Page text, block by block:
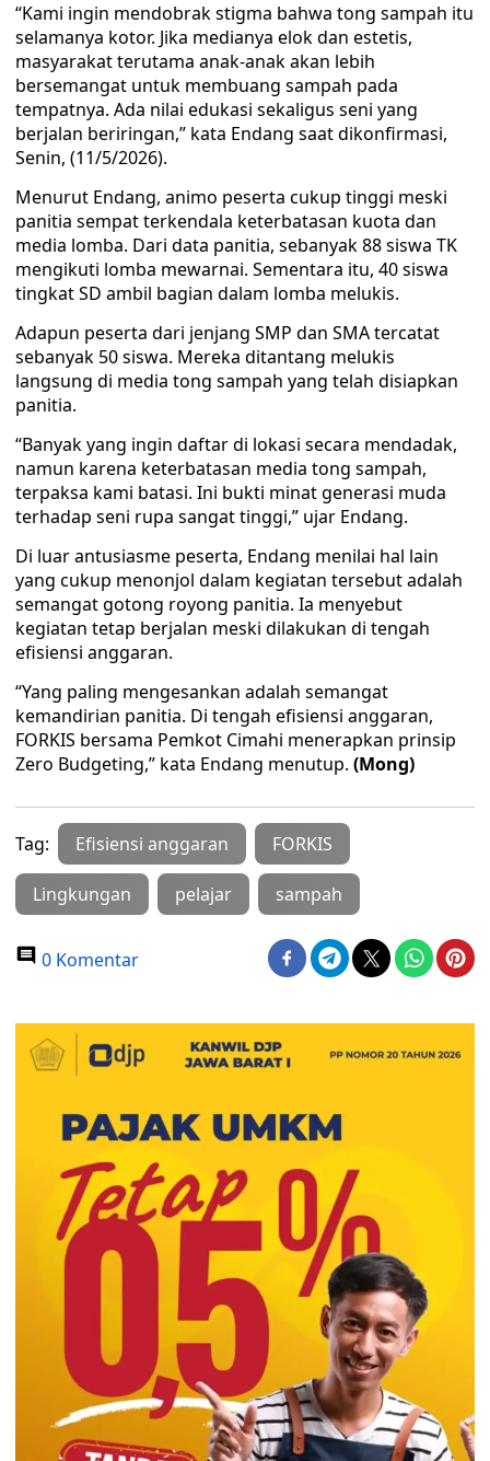
“Kami ingin mendobrak stigma bahwa tong sampah itu
selamanya kotor. Jika medianya elok dan estetis,
masyarakat terutama anak-anak akan lebih
bersemangat untuk membuang sampah pada
tempatnya. Ada nilai edukasi sekaligus seni yang
berjalan beriringan,” kata Endang saat dikonfirmasi,
Senin, (11/5/2026).
Menurut Endang, animo peserta cukup tinggi meski
panitia sempat terkendala keterbatasan kuota dan
media lomba. Dari data panitia, sebanyak 88 siswa TK
mengikuti lomba mewarnai. Sementara itu, 40 siswa
tingkat SD ambil bagian dalam lomba melukis.
Adapun peserta dari jenjang SMP dan SMA tercatat
sebanyak 50 siswa. Mereka ditantang melukis
langsung di media tong sampah yang telah disiapkan
panitia.
“Banyak yang ingin daftar di lokasi secara mendadak,
namun karena keterbatasan media tong sampah,
terpaksa kami batasi. Ini bukti minat generasi muda
terhadap seni rupa sangat tinggi,” ujar Endang.
Di luar antusiasme peserta, Endang menilai hal lain
yang cukup menonjol dalam kegiatan tersebut adalah
semangat gotong royong panitia. Ia menyebut
kegiatan tetap berjalan meski dilakukan di tengah
efisiensi anggaran.
“Yang paling mengesankan adalah semangat
kemandirian panitia. Di tengah efisiensi anggaran,
FORKIS bersama Pemkot Cimahi menerapkan prinsip
Zero Budgeting,” kata Endang menutup. (Mong)
Tag: Efisiensi anggaran FORKIS
Lingkungan pelajar sampah
0 Komentar